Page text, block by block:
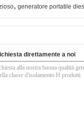
, generatore portatile
direttamente a noi